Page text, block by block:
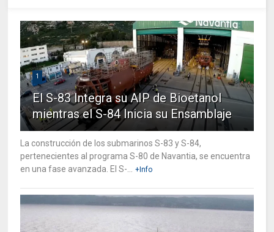
1
El S-83 Integra su AIP de Bioetanol
mientras el S-84 Inicia su Ensamblaje
La construcción de los submarinos S-83 y S-84,
pertenecientes al programa S-80 de Navantia, se encuentra
en una fase avanzada. El S-... +Info